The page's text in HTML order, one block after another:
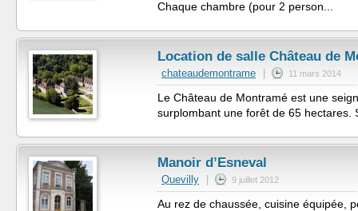
Chaque chambre (pour 2 person...
Location de salle Château de
chateaudemontrame 11 mars 2014
Le Château de Montramé est une
surplombant une forêt de 65 hectares.
Manoir d’Esneval
Quevilly 9 juillet 2012
Au rez de chaussée, cuisine équipée,